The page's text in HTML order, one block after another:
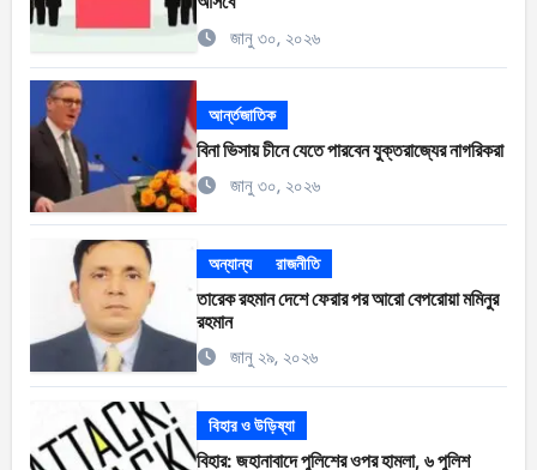
জানু ৩০, ২০২৬
আর্ন্তজাতিক
বিনা ভিসায় চীনে যেতে পারবেন যুক্তরাজ্যের নাগরিকরা
জানু ৩০, ২০২৬
অন্যান্য রাজনীতি
তারেক রহমান দেশে ফেরার পর আরো বেপরোয়া মমিনুর
রহমান
জানু ২৯, ২০২৬
বিহার ও উড়িষ্যা
বিহার: জহানাবাদে পুলিশের ওপর হামলা, ৬ পুলিশ